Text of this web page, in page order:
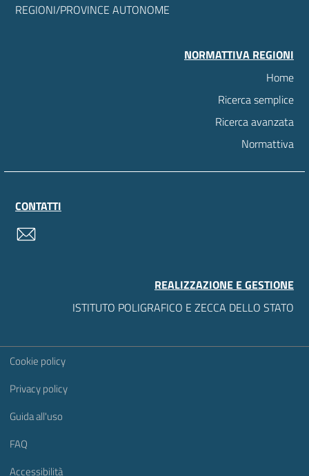
REGIONI/PROVINCE AUTONOME
NORMATTIVA REGIONI
Home
Ricerca semplice
Ricerca avanzata
Normattiva
CONTATTI
REALIZZAZIONE E GESTIONE
ISTITUTO POLIGRAFICO E ZECCA DELLO STATO
Sezione Link Utili
Cookie policy
Privacy policy
Guida all'uso
FAQ
Accessibilità